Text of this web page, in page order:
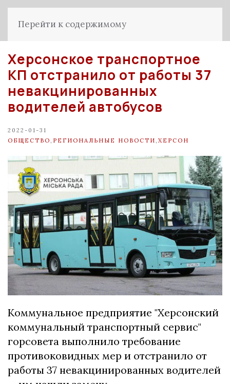
Перейти к содержимому
Херсонское транспортное
КП отстранило от работы 37
невакцинированных
водителей автобусов
2022-01-31
ОБЩЕСТВО РЕГИОНАЛЬНЫЕ НОВОСТИ ХЕРСОН
Коммунальное предприятие "Херсонский
коммунальный транспортный сервис"
горсовета выполнило требование
противоковидных мер и отстранило от
работы 37 невакцинированных водителей